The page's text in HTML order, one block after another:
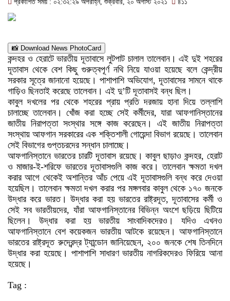
প্রকাশিত সময় : ০২:৩২:২৯ অপরাহ্ন, শুক্রবার, ২০ অগাস্ট ২০২১ ৪১১
📸 Download News PhotoCard
কন্দহর ও হেরাটে ভারতীয় দূতাবাসে লুটপাট চালাল তালেবান। এই দুই শহরের
দূতাবাস থেকে বেশ কিছু গুরুত্বপূর্ণ নথি নিয়ে যাওয়া হয়েছে বলে কেন্দ্রীয়
সরকার সূত্রে জানানো হয়েছে। পাশাপাশি অভিযোগ, দূতাবাসের সামনে থাকে
গাড়িও ছিনতাই করেছে তালেবান। এই দু’টি দূতাবাসই বন্ধ ছিল।
কাবুল দখলের পর থেকে শহরের প্রায় প্রতি দরজায় হানা দিয়ে তল্লাশি
চালাচ্ছে তালেবান। খোঁজ করা হচ্ছে সেই কর্মীদের, যারা আফগানিস্তানের
জাতীয় নিরাপত্তা সংস্থার সঙ্গে কাজ করেছেন। এই জাতীয় নিরাপত্তা
সংস্থায় আফগান সরকারের এক শক্তিশালী গোয়েন্দা বিভাগ রয়েছে। তালেবান
সেই বিভাগের গুপ্তচরদের সন্ধান চালাচ্ছে।
আফগানিস্তানে ভারতের চারটি দূতাবাস রয়েছে। কাবুল ছাড়াও কন্দহর, হেরাট
ও মাজার-ই-শরিফে ভারতের দূতাবাসগুলি কাজ করে। তালেবান ক্ষমতা দখল
করার আগে থেকেই অশান্তির আঁচ পেয়ে এই দূতাবাসগুলি বন্ধ করে দেওয়া
হয়েছিল। তালেবান ক্ষমতা দখল করার পর মঙ্গলবার কাবুল থেকে ১৭০ জনকে
উদ্ধার করে ভারত। উদ্ধার করা হয় ভারতের রাষ্ট্রদূত, দূতাবাসের কর্মী ও
সেই সব ভারতীয়দের, যাঁরা আফগানিস্তানের বিভিন্ন অংশে ছড়িয়ে ছিটিয়ে
ছিলেন। উদ্ধার করা হয় ভারতীয় সাংবাদিকদেরও। যদিও এখনও
আফগানিস্তানে বেশ কয়েকজন ভারতীয় আটকে রয়েছেন। আফগানিস্তানে
ভারতের রাষ্ট্রদূত রুদ্রেন্দ্র ট্যান্ডোন জানিয়েছেন, ২০০ জনকে শেষ তিনদিনে
উদ্ধার করা হয়েছে। পাশাপাশি সাধারণ ভারতীয় নাগরিকদেরও ফিরিয়ে আনা
হয়েছে।
Tag :